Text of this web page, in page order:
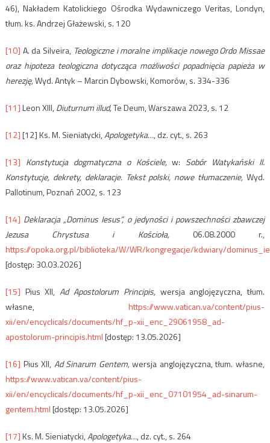
46), Nakładem Katolickiego Ośrodka Wydawniczego Veritas, Londyn,
tłum. ks. Andrzej Głażewski, s. 120
[10] A. da Silveira, Teologiczne i moralne implikacje nowego Ordo Missae
oraz hipoteza teologiczna dotycząca możliwości popadnięcia papieża w
herezję,Wyd. Antyk – Marcin Dybowski, Komorów, s. 334-336
[11]Leon XIII,Diuturnum illud,Te Deum, Warszawa 2023, s. 12
[12][12] Ks. M. Sieniatycki,Apologetyka…, dz. cyt., s. 263
[13] Konstytucja dogmatyczna o Kościele,w: Sobór Watykański II.
Konstytucje, dekrety, deklaracje. Tekst polski, nowe tłumaczenie,Wyd.
Pallotinum, Poznań 2002, s. 123
[14] Deklaracja „Dominus Iesus”, o jedyności i powszechności zbawczej
Jezusa Chrystusa i Kościoła, 06.08.2000 r.,
https://opoka.org.pl/biblioteka/W/WR/kongregacje/kdwiary/
[dostęp: 30.03.2026]
[15] Pius XII,Ad Apostolorum Principis, wersja anglojęzyczna, tłum.
własne,https://www.vatican.va/content/pius-
xii/en/encyclicals/documents/hf_p-xii_enc_29061958_ad-
apostolorum-principis.html[dostęp: 13.05.2026]
[16] Pius XII, Ad Sinarum Gentem,wersja anglojęzyczna, tłum. własne,
https://www.vatican.va/content/pius-
xii/en/encyclicals/documents/hf_p-xii_enc_07101954_ad-sinarum-
gentem.html[dostęp: 13.05.2026]
[17]Ks. M. Sieniatycki,Apologetyka…, dz. cyt., s. 264